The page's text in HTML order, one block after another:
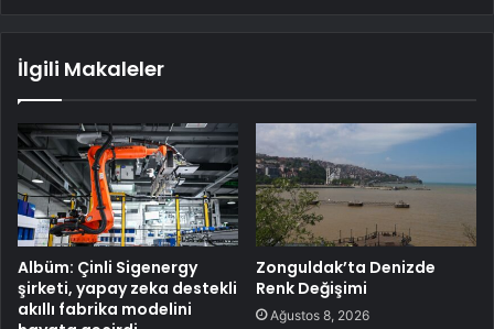
İlgili Makaleler
Albüm: Çinli Sigenergy
şirketi, yapay zeka destekli
akıllı fabrika modelini
Zonguldak’ta Denizde
Renk Değişimi
Ağustos 8, 2026